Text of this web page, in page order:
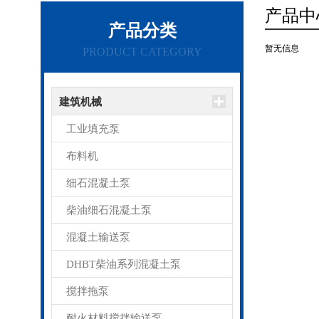
产品分类
PRODUCT CATEGORY
建筑机械
工业填充泵
布料机
细石混凝土泵
柴油细石混凝土泵
混凝土输送泵
DHBT柴油系列混凝土泵
搅拌拖泵
产品
暂无信息